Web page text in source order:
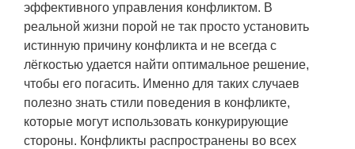
эффективного управления конфликтом. В
реальной жизни порой не так просто установить
истинную причину конфликта и не всегда с
лёгкостью удается найти оптимальное решение,
чтобы его погасить. Именно для таких случаев
полезно знать стили поведения в конфликте,
которые могут использовать конкурирующие
стороны. Конфликты распространены во всех